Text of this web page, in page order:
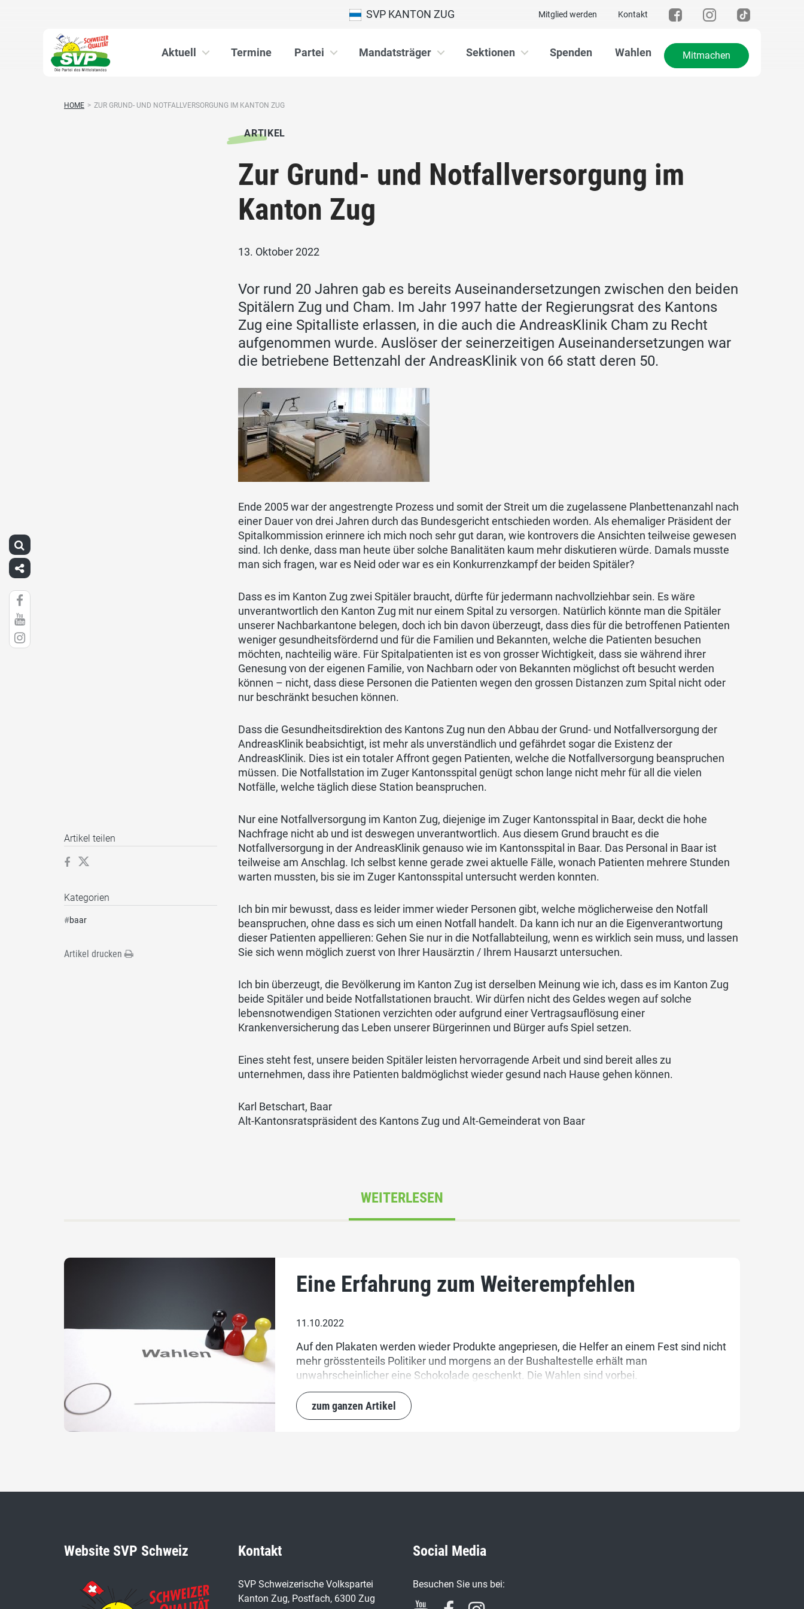
Mitglied werden Kontakt
SVP KANTON ZUG
Aktuell Termine Partei Mandatsträger Sektionen Spenden Wahlen Mitmachen
HOME > ZUR GRUND- UND NOTFALLVERSORGUNG IM KANTON ZUG
ARTIKEL
Zur Grund- und Notfallversorgung im
Kanton Zug
13. Oktober 2022
Vor rund 20 Jahren gab es bereits Auseinandersetzungen zwischen den beiden
Spitälern Zug und Cham. Im Jahr 1997 hatte der Regierungsrat des Kantons
Zug eine Spitalliste erlassen, in die auch die AndreasKlinik Cham zu Recht
aufgenommen wurde. Auslöser der seinerzeitigen Auseinandersetzungen war
die betriebene Bettenzahl der AndreasKlinik von 66 statt deren 50.
Ende 2005 war der angestrengte Prozess und somit der Streit um die zugelassene Planbettenanzahl nach
einer Dauer von drei Jahren durch das Bundesgericht entschieden worden. Als ehemaliger Präsident der
Spitalkommission erinnere ich mich noch sehr gut daran, wie kontrovers die Ansichten teilweise gewesen
sind. Ich denke, dass man heute über solche Banalitäten kaum mehr diskutieren würde. Damals musste
man sich fragen, war es Neid oder war es ein Konkurrenzkampf der beiden Spitäler?
Dass es im Kanton Zug zwei Spitäler braucht, dürfte für jedermann nachvollziehbar sein. Es wäre
unverantwortlich den Kanton Zug mit nur einem Spital zu versorgen. Natürlich könnte man die Spitäler
unserer Nachbarkantone belegen, doch ich bin davon überzeugt, dass dies für die betroffenen Patienten
weniger gesundheitsfördernd und für die Familien und Bekannten, welche die Patienten besuchen
möchten, nachteilig wäre. Für Spitalpatienten ist es von grosser Wichtigkeit, dass sie während ihrer
Genesung von der eigenen Familie, von Nachbarn oder von Bekannten möglichst oft besucht werden
können – nicht, dass diese Personen die Patienten wegen den grossen Distanzen zum Spital nicht oder
nur beschränkt besuchen können.
Dass die Gesundheitsdirektion des Kantons Zug nun den Abbau der Grund- und Notfallversorgung der
AndreasKlinik beabsichtigt, ist mehr als unverständlich und gefährdet sogar die Existenz der
AndreasKlinik. Dies ist ein totaler Affront gegen Patienten, welche die Notfallversorgung beanspruchen
müssen. Die Notfallstation im Zuger Kantonsspital genügt schon lange nicht mehr für all die vielen
Notfälle, welche täglich diese Station beanspruchen.
Nur eine Notfallversorgung im Kanton Zug, diejenige im Zuger Kantonsspital in Baar, deckt die hohe
Nachfrage nicht ab und ist deswegen unverantwortlich. Aus diesem Grund braucht es die
Notfallversorgung in der AndreasKlinik genauso wie im Kantonsspital in Baar. Das Personal in Baar ist
teilweise am Anschlag. Ich selbst kenne gerade zwei aktuelle Fälle, wonach Patienten mehrere Stunden
warten mussten, bis sie im Zuger Kantonsspital untersucht werden konnten.
Ich bin mir bewusst, dass es leider immer wieder Personen gibt, welche möglicherweise den Notfall
beanspruchen, ohne dass es sich um einen Notfall handelt. Da kann ich nur an die Eigenverantwortung
dieser Patienten appellieren: Gehen Sie nur in die Notfallabteilung, wenn es wirklich sein muss, und lassen
Sie sich wenn möglich zuerst von Ihrer Hausärztin / Ihrem Hausarzt untersuchen.
Ich bin überzeugt, die Bevölkerung im Kanton Zug ist derselben Meinung wie ich, dass es im Kanton Zug
beide Spitäler und beide Notfallstationen braucht. Wir dürfen nicht des Geldes wegen auf solche
lebensnotwendigen Stationen verzichten oder aufgrund einer Vertragsauflösung einer
Krankenversicherung das Leben unserer Bürgerinnen und Bürger aufs Spiel setzen.
Eines steht fest, unsere beiden Spitäler leisten hervorragende Arbeit und sind bereit alles zu
unternehmen, dass ihre Patienten baldmöglichst wieder gesund nach Hause gehen können.
Karl Betschart, Baar
Alt-Kantonsratspräsident des Kantons Zug und Alt-Gemeinderat von Baar
Artikel teilen
Kategorien
#baar
Artikel drucken
WEITERLESEN
Eine Erfahrung zum Weiterempfehlen
11.10.2022
Auf den Plakaten werden wieder Produkte angepriesen, die Helfer an einem Fest sind nicht
mehr grösstenteils Politiker und morgens an der Bushaltestelle erhält man
unwahrscheinlicher eine Schokolade geschenkt. Die Wahlen sind vorbei.
zum ganzen Artikel
Website SVP Schweiz Kontakt
SVP Schweizerische Volkspartei
Kanton Zug, Postfach, 6300 Zug
Social Media
Besuchen Sie uns bei: